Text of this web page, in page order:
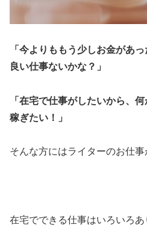
「今よりももう少しお金があ
良い仕事ないかな？」
「在宅で仕事がしたいから、
稼ぎたい！」
そんな方にはライターのお仕事
在宅でできる仕事はいろいろ